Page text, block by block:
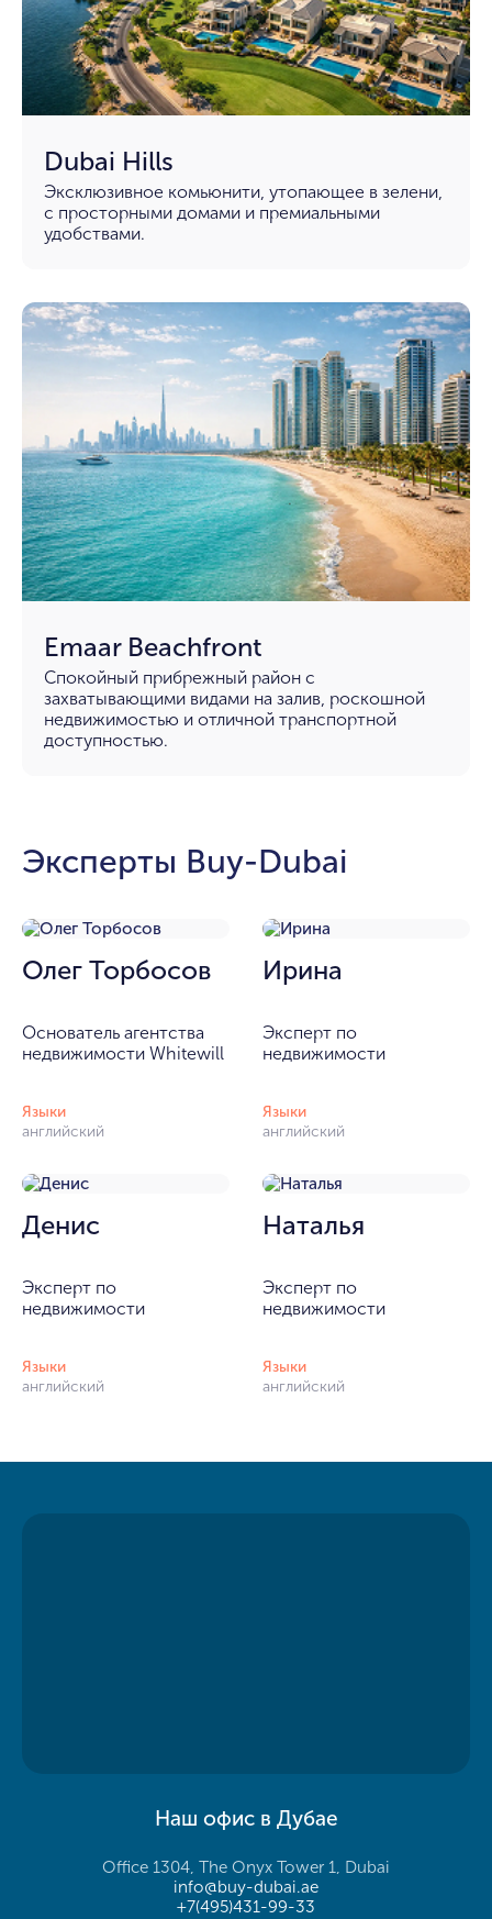
Dubai Hills
Эксклюзивное комьюнити, утопающее в зелени,
с просторными домами и премиальными
удобствами.
Emaar Beachfront
Спокойный прибрежный район с
захватывающими видами на залив, роскошной
недвижимостью и отличной транспортной
доступностью.
Эксперты Buy-Dubai
Олег Торбосов
Основатель агентства
недвижимости Whitewill
Языки
английский
Ирина
Эксперт по
недвижимости
Языки
английский
Денис
Эксперт по
недвижимости
Языки
английский
Наталья
Эксперт по
недвижимости
Языки
английский
Наш офис в Дубае
Office 1304, The Onyx Tower 1, Dubai
info@buy-dubai.ae
+7(495)431-99-33